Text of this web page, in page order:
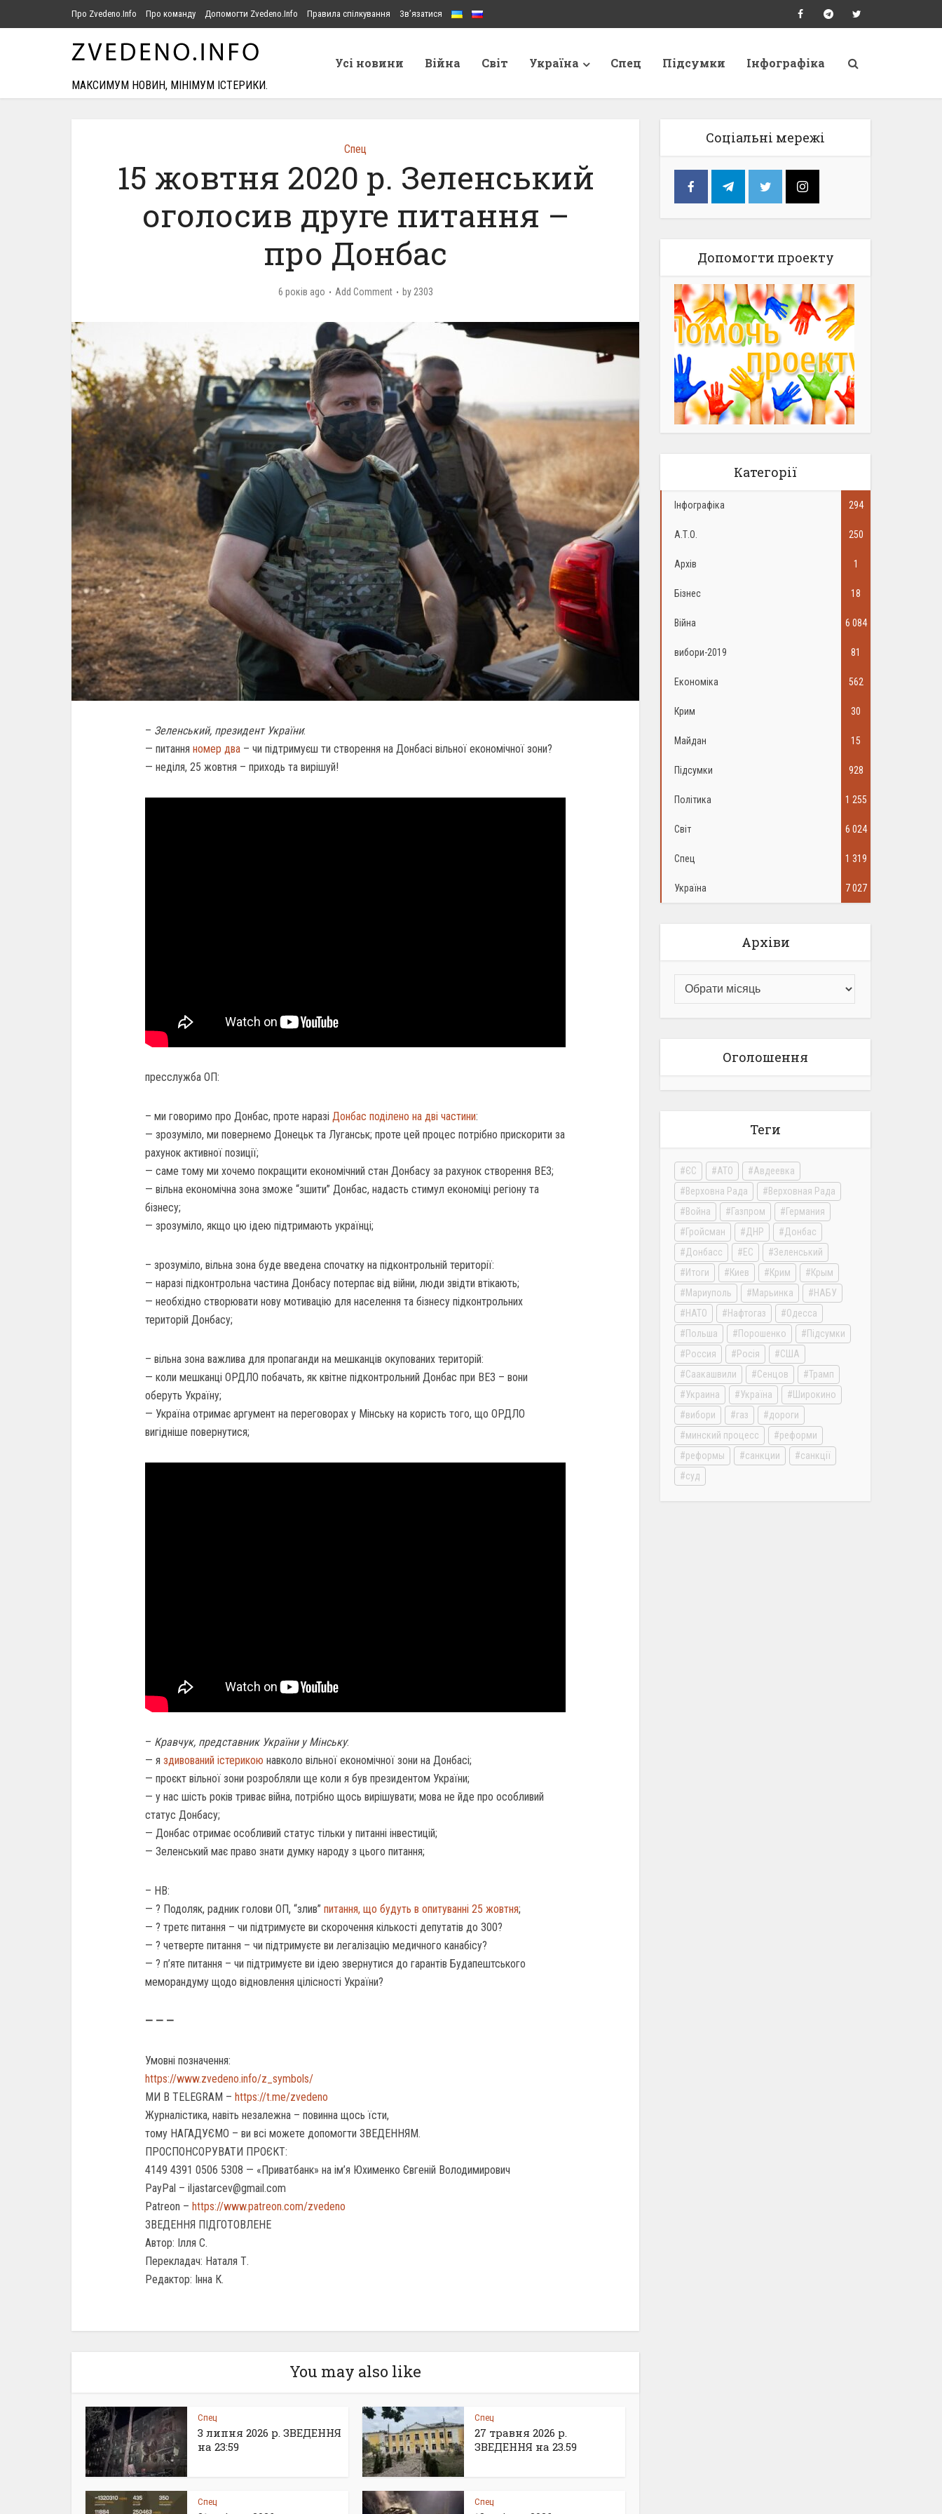
Про Zvedeno.Info Про команду Допомогти Zvedeno.Info Правила спілкування Зв’язатися
МАКСИМУМ НОВИН, МІНІМУМ ІСТЕРИКИ.
Усі новини Війна Світ Україна Спец Підсумки Інфографіка
Спец
15 жовтня 2020 р. Зеленський
оголосив друге питання –
про Донбас
6 років ago Add Comment by 2303
– Зеленський, президент України:
— питання номер два – чи підтримуєш ти створення на Донбасі вільної економічної зони?
— неділя, 25 жовтня – приходь та вирішуй!
пресслужба ОП:
– ми говоримо про Донбас, проте наразі Донбас поділено на дві частини:
— зрозуміло, ми повернемо Донецьк та Луганськ; проте цей процес потрібно прискорити за
рахунок активної позиції;
— саме тому ми хочемо покращити економічний стан Донбасу за рахунок створення ВЕЗ;
— вільна економічна зона зможе “зшити” Донбас, надасть стимул економіці регіону та
бізнесу;
— зрозуміло, якщо цю ідею підтримають українці;
– зрозуміло, вільна зона буде введена спочатку на підконтрольній території:
— наразі підконтрольна частина Донбасу потерпає від війни, люди звідти втікають;
— необхідно створювати нову мотивацію для населення та бізнесу підконтрольних
територій Донбасу;
– вільна зона важлива для пропаганди на мешканців окупованих територій:
— коли мешканці ОРДЛО побачать, як квітне підконтрольний Донбас при ВЕЗ – вони
оберуть Україну;
— Україна отримає аргумент на переговорах у Мінську на користь того, що ОРДЛО
вигідніше повернутися;
– Кравчук, представник України у Мінську:
— я здивований істерикою навколо вільної економічної зони на Донбасі;
— проєкт вільної зони розробляли ще коли я був президентом України;
— у нас шість років триває війна, потрібно щось вирішувати; мова не йде про особливий
статус Донбасу;
— Донбас отримає особливий статус тільки у питанні інвестицій;
— Зеленський має право знати думку народу з цього питання;
– НВ:
— ? Подоляк, радник голови ОП, “злив” питання, що будуть в опитуванні 25 жовтня;
— ? третє питання – чи підтримуєте ви скорочення кількості депутатів до 300?
— ? четверте питання – чи підтримуєте ви легалізацію медичного канабісу?
— ? п’яте питання – чи підтримуєте ви ідею звернутися до гарантів Будапештського
меморандуму щодо відновлення цілісності України?
— — —
Умовні позначення:
https://www.zvedeno.info/z_symbols/
МИ В TELEGRAM – https://t.me/zvedeno
Журналістика, навіть незалежна – повинна щось їсти,
тому НАГАДУЄМО – ви всі можете допомогти ЗВЕДЕННЯМ.
ПРОСПОНСОРУВАТИ ПРОЄКТ:
4149 4391 0506 5308 — «Приватбанк» на ім’я Юхименко Євгеній Володимирович
PayPal – iljastarcev@gmail.com
Patreon – https://www.patreon.com/zvedeno
ЗВЕДЕННЯ ПІДГОТОВЛЕНЕ
Автор: Ілля С.
Перекладач: Наталя Т.
Редактор: Інна К.
You may also like
Спец
3 липня 2026 р. ЗВЕДЕННЯ
на 23:59
Спец
27 травня 2026 р.
ЗВЕДЕННЯ на 23.59
Спец Спец
Соціальні мережі
Допомогти проекту
Категорії
Інфографіка 294
А.Т.О. 250
Архів 1
Бізнес 18
Війна 6 084
вибори-2019 81
Економіка 562
Крим 30
Майдан 15
Підсумки 928
Політика 1 255
Світ 6 024
Спец 1 319
Україна 7 027
Архіви
Оголошення
Теги
ЄС АТО
Авдеевка
Верховна Рада
Верховная Рада
Война
Газпром
Германия
Гройсман
ДНР
Донбас
Донбасс
ЕС
Зеленський
Итоги
Киев Крим
Крым
Мариуполь
Марьинка
НАБУ
НАТО
Нафтогаз
Одесса
Польша
Порошенко
Підсумки
Россия
Росія
США
Саакашвили
Сенцов
Трамп
Украина
Україна
Широкино
вибори
газ
дороги
минский процесс
реформи
реформы
санкции
санкції
суд